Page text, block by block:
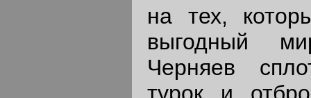
на тех,
выгодный
Черняев
турок и